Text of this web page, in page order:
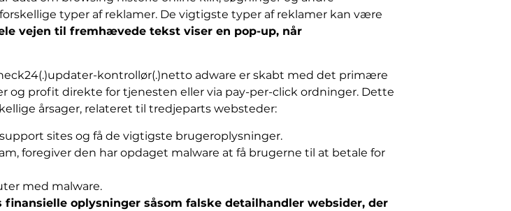
typer af reklamer. De vigtigste typer af reklamer kan være
vejen til fremhævede tekst viser en pop-up, når
kontrollør(.)netto adware er skabt med det primære
og profit direkte for tjenesten eller via pay-per-click ordninger. Dette
årsager, relateret til tredjeparts websteder:
sites og få de vigtigste brugeroplysninger.
foregiver den har opdaget malware at få brugerne til at betale for
med malware.
oplysninger såsom falske detailhandler websider, der